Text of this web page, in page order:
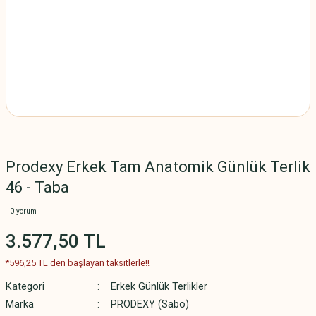
Prodexy Erkek Tam Anatomik Günlük Terlik
46 - Taba
0 yorum
3.577,50 TL
*596,25 TL den başlayan taksitlerle!!
Kategori
Erkek Günlük Terlikler
Marka
PRODEXY (Sabo)